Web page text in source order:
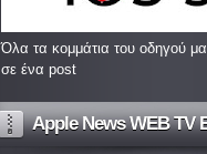
Όλα τα κομμάτια του οδηγού
σε ένα post
Apple News WEB TV